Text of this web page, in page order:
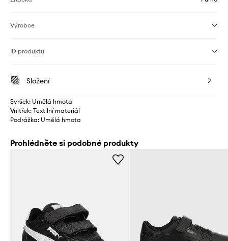
Výrobce
ID produktu
Složení
Svršek: Umělá hmota
Vnitřek: Textilní materiál
Podrážka: Umělá hmota
Prohlédněte si podobné produkty